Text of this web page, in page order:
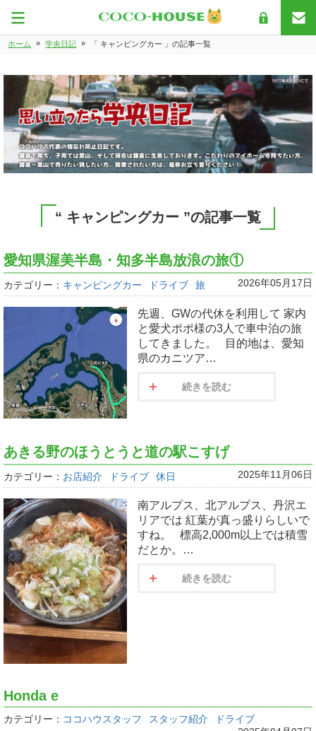
ホーム » 学央日記 » 「 キャンピングカー 」の記事一覧
“ キャンピングカー ”の記事一覧
愛知県渥美半島・知多半島放浪の旅①
カテゴリー： キャンピングカー ドライブ 旅 2026年05月17日
先週、GWの代休を利用して 家内
と愛犬ポポ様の3人で車中泊の旅
してきました。 目的地は、愛知
県のカニツア…
続きを読む
あきる野のほうとうと道の駅こすげ
カテゴリー： お店紹介 ドライブ 休日 2025年11月06日
南アルプス、北アルプス、丹沢エ
リアでは 紅葉が真っ盛りらしいで
すね。 標高2,000m以上では積雪
だとか。…
続きを読む
Honda e
カテゴリー： ココハウスタッフ スタッフ紹介
ドライブ